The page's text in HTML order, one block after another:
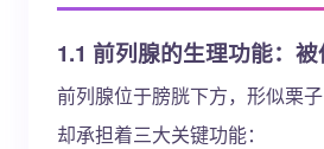
1.1 前列腺的生理功能：
前列腺位于膀胱下方，形似栗子
却承担着三大关键功能：